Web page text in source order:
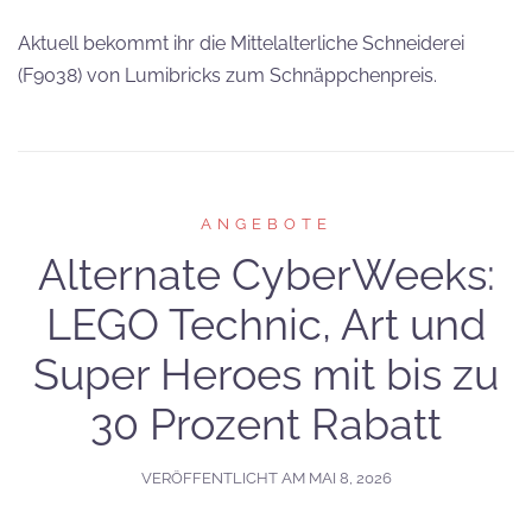
Aktuell bekommt ihr die Mittelalterliche Schneiderei
(F9038) von Lumibricks zum Schnäppchenpreis.
ANGEBOTE
Alternate CyberWeeks:
LEGO Technic, Art und
Super Heroes mit bis zu
30 Prozent Rabatt
VERÖFFENTLICHT AM MAI 8, 2026